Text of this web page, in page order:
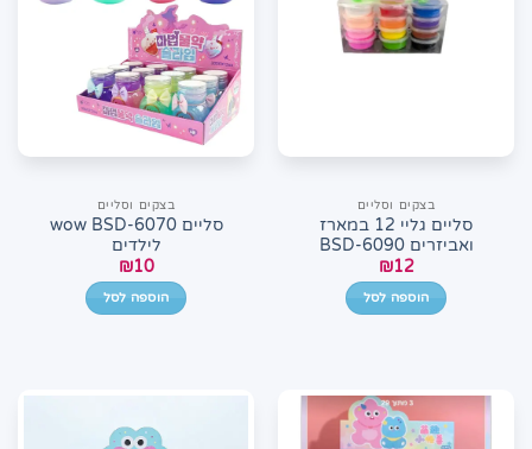
בצקים וסליים
סליים גליי 12 במארז
ואביזרים BSD-6090
₪12
הוספה לסל
בצקים וסליים
סליים wow BSD-6070
לילדים
₪10
הוספה לסל